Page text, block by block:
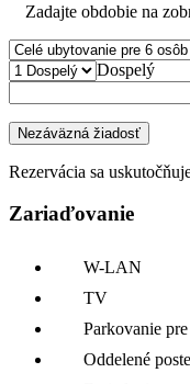
Zadajte obdobie na
Dospelý
Nezáväzná žiadosť
Rezervácia sa
Zariaďovanie
W-LAN
TV
Parkovanie
Oddelené